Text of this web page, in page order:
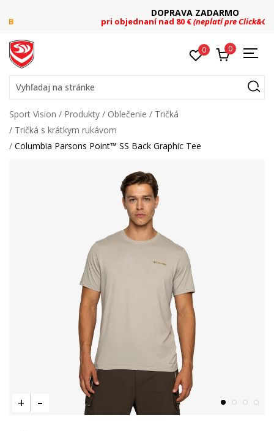
DOPRAVA ZADARMO
pri objednaní nad 80 €(neplatí pre Click&Collect)
0 0
Vyhľadaj na stránke
Sport Vision Produkty Oblečenie
Tričká
Tričká s krátkym rukávom
Columbia Parsons Point™ SS Back Graphic Tee